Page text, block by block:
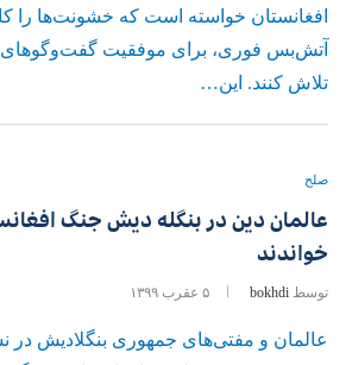
افغانستان خواسته است که خشونت‌ها را
آتش‌بس فوری، برای موفقیت گفت‌وگوهای
تلاش کنند. این…
صلح
عالمان دین در بنگله دیش جنگ
خواندند
توسط bokhdi ۵ عقرب ۱۳۹۹
عالمان و مفتی‌های جمهوری بنگلادیش در